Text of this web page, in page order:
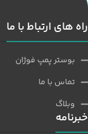
راه های ارتباط با ما
بوستر پمپ فوژان
تماس با ما
وبلاگ
خبرنامه